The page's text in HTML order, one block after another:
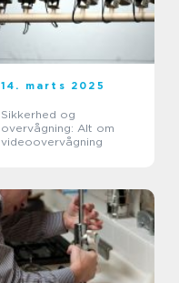
14. marts 2025
Sikkerhed og
overvågning: Alt om
videoovervågning